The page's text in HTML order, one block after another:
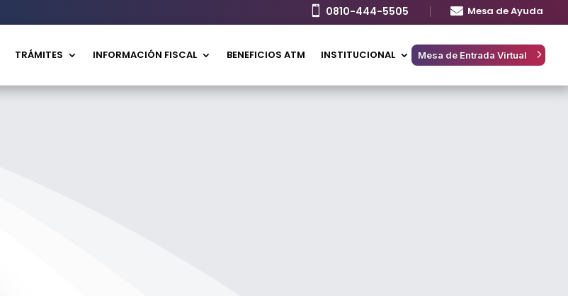
 0810-444-5505  Mesa de Ayuda
TRÁMITES INFORMACIÓN FISCAL BENEFICIOS ATM INSTITUCIONAL Mesa de Entrada Virtual